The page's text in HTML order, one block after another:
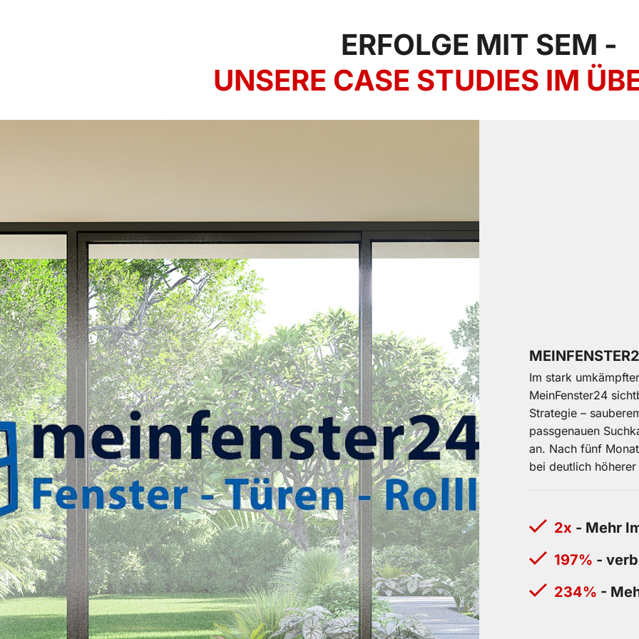
ERFOLGE MIT SEM -
UNSERE CASE STUDIES IM
Im stark
MeinFenster24
Strategie –
passgenauen
an. Nach fünf
bei deutlich
2x - Mehr
197% -
234% -